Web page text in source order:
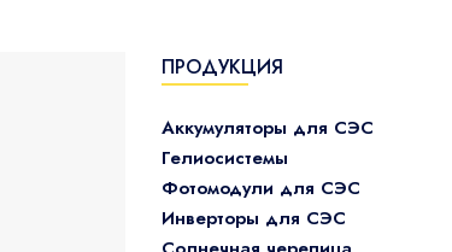
ПРОДУКЦИЯ
Аккумуляторы для СЭС
Гелиосистемы
Фотомодули для СЭС
Инверторы для СЭС